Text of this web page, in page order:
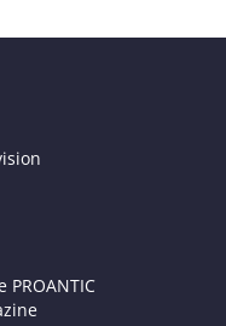
PROANTIC